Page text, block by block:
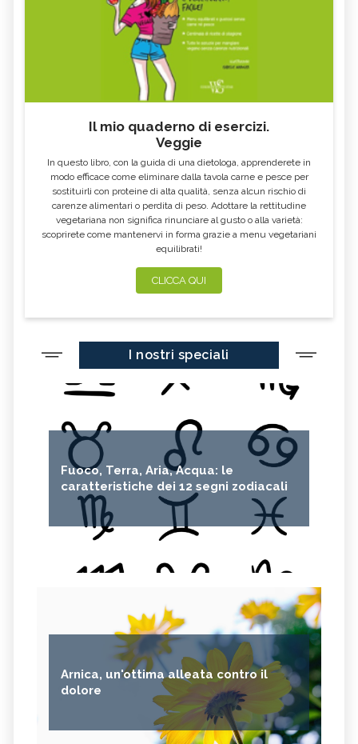
Il mio quaderno di esercizi.
Veggie
In questo libro, con la guida di una dietologa, apprenderete in
modo efficace come eliminare dalla tavola carne e pesce per
sostituirli con proteine di alta qualità, senza alcun rischio di
carenze alimentari o perdita di peso. Adottare la rettitudine
vegetariana non significa rinunciare al gusto o alla varietà:
scoprirete come mantenervi in forma grazie a menu vegetariani
equilibrati!
CLICCA QUI
I nostri speciali
Fuoco, Terra, Aria, Acqua: le
caratteristiche dei 12 segni zodiacali
Arnica, un'ottima alleata contro il
dolore